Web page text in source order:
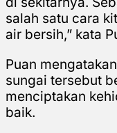
salah satu cara
air bersih,” kata
Puan
sungai tersebut
menciptakan
baik.